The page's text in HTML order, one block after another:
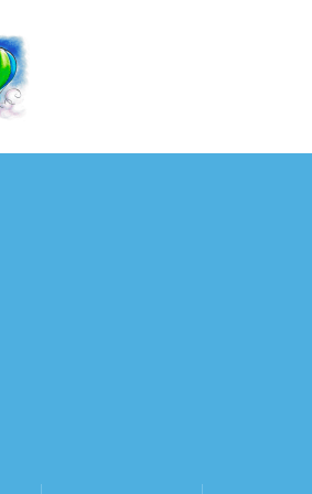
10 простых и вкусных